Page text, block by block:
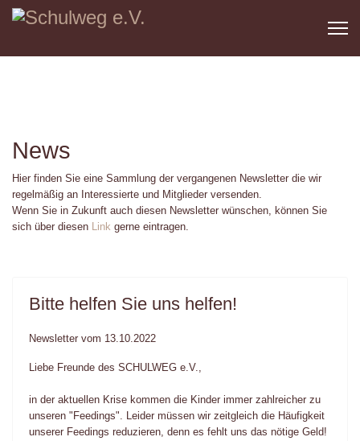
News
Hier finden Sie eine Sammlung der vergangenen Newsletter die wir
regelmäßig an Interessierte und Mitglieder versenden.
Wenn Sie in Zukunft auch diesen Newsletter wünschen, können Sie
sich über diesen Link gerne eintragen.
Bitte helfen Sie uns helfen!
Newsletter vom 13.10.2022
Liebe Freunde des SCHULWEG e.V.,
in der aktuellen Krise kommen die Kinder immer zahlreicher zu
unseren "Feedings". Leider müssen wir zeitgleich die Häufigkeit
unserer Feedings reduzieren, denn es fehlt uns das nötige Geld!